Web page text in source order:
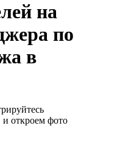
на
по
в
откроем фото